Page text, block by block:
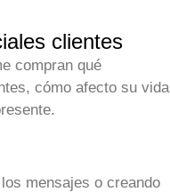
clientes
compran qué
cómo afecto su
mensajes o creando